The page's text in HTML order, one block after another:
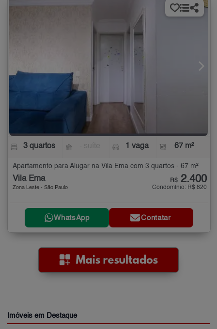
3 quartos 1 vaga 67 m²
Apartamento para Alugar na Vila Ema com 3 quartos - 67 m²
Vila Ema
Zona Leste - São Paulo
R$ 2.400
Condomínio: R$ 820
WhatsApp Contatar
Imóveis em Destaque